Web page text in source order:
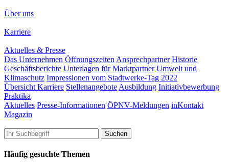
Über uns
Karriere
Aktuelles & Presse
Das Unternehmen Öffnungszeiten Ansprechpartner Historie
Geschäftsberichte Unterlagen für Marktpartner Umwelt und
Klimaschutz Impressionen vom Stadtwerke-Tag 2022
Übersicht Karriere Stellenangebote Ausbildung Initiativbewerbung
Praktika
Aktuelles Presse-Informationen ÖPNV-Meldungen inKontakt
Magazin
Häufig gesuchte Themen